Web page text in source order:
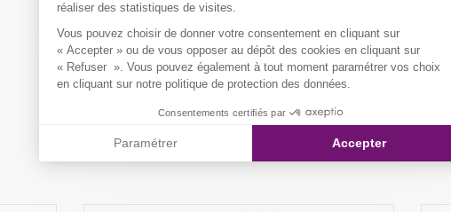
réaliser des statistiques de visites.
Vous pouvez choisir de donner votre consentement en cliquant sur
« Accepter » ou de vous opposer au dépôt des cookies en cliquant sur
« Refuser ». Vous pouvez également à tout moment paramétrer vos choix
en cliquant sur notre politique de protection des données.
Consentements certifiés par
Paramétrer Accepter